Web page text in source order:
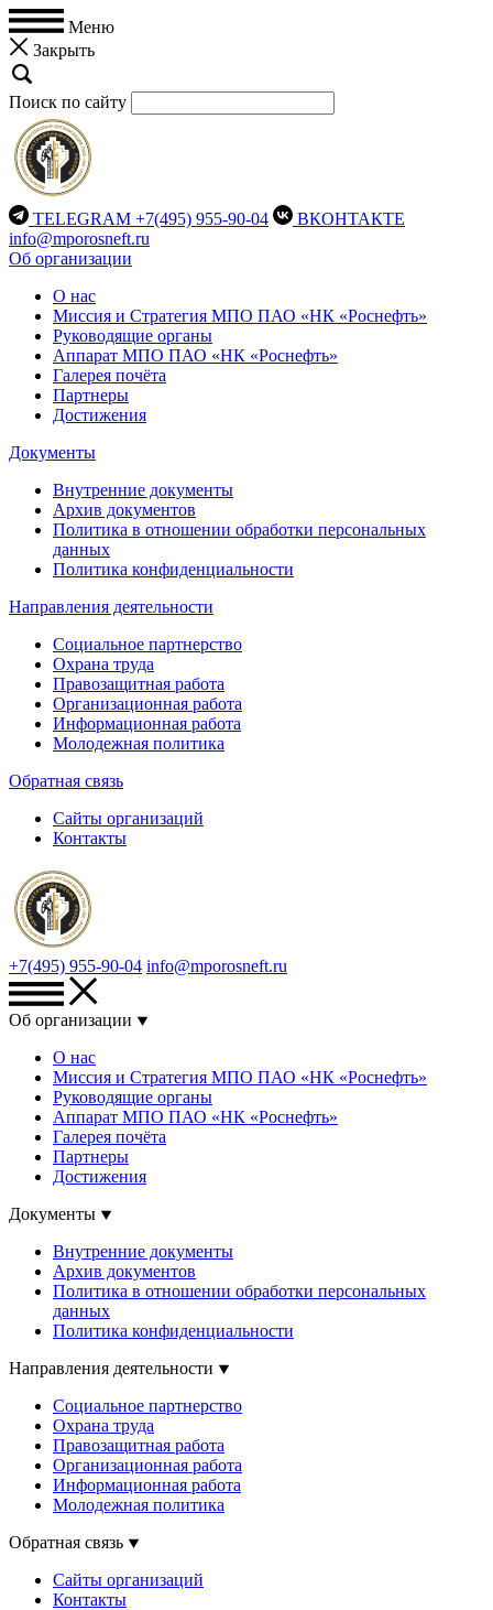
Меню
Закрыть
Поиск по сайту
TELEGRAM +7(495) 955-90-04
ВКОНТАКТЕ
info@mporosneft.ru
Об организации
О нас
Миссия и Стратегия МПО ПАО «НК «Роснефть»
Руководящие органы
Аппарат МПО ПАО «НК «Роснефть»
Галерея почёта
Партнеры
Достижения
Документы
Внутренние документы
Архив документов
Политика в отношении обработки персональных
данных
Политика конфиденциальности
Направления деятельности
Социальное партнерство
Охрана труда
Правозащитная работа
Организационная работа
Информационная работа
Молодежная политика
Обратная связь
Сайты организаций
Контакты
+7(495) 955-90-04 info@mporosneft.ru
Об организации
О нас
Миссия и Стратегия МПО ПАО «НК «Роснефть»
Руководящие органы
Аппарат МПО ПАО «НК «Роснефть»
Галерея почёта
Партнеры
Достижения
Документы
Внутренние документы
Архив документов
Политика в отношении обработки персональных
данных
Политика конфиденциальности
Направления деятельности
Социальное партнерство
Охрана труда
Правозащитная работа
Организационная работа
Информационная работа
Молодежная политика
Обратная связь
Сайты организаций
Контакты